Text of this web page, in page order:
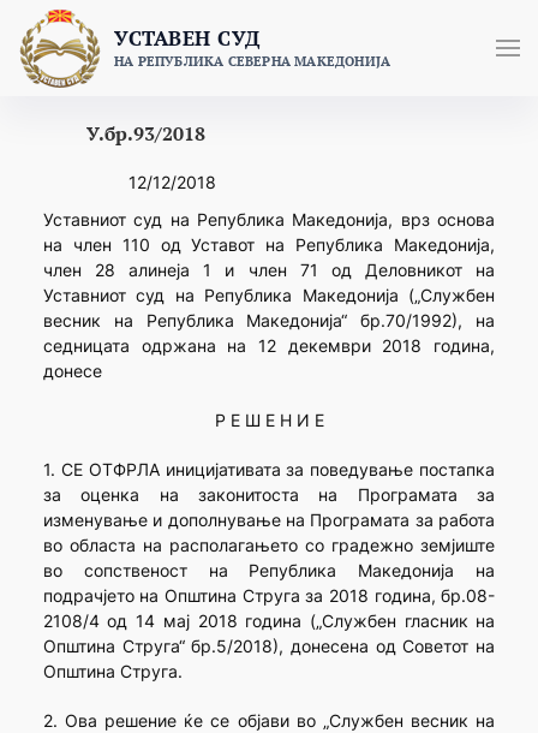
content
УСТАВЕН СУД
НА РЕПУБЛИКА СЕВЕРНА МАКЕДОНИЈА
У.бр.93/2018
12/12/2018
Уставниот суд на Република Македонија, врз основа
на член 110 од Уставот на Република Македонија,
член 28 алинеја 1 и член 71 од Деловникот на
Уставниот суд на Република Македонија („Службен
весник на Република Македонија“ бр.70/1992), на
седницатa одржана на 12 декември 2018 година,
донесе
Р Е Ш Е Н И Е
1. СЕ ОТФРЛА иницијативата за поведување постапка
за оценка на законитоста на Програмата за
изменување и дополнување на Програмата за работа
во областа на располагањето со градежно земјиште
во сопственост на Република Македонија на
подрачјето на Општина Струга за 2018 година, бр.08-
2108/4 од 14 мај 2018 година („Службен гласник на
Општина Струга“ бр.5/2018), донесена од Советот на
Општина Струга.
2. Ова решение ќе се објави во „Службен весник на